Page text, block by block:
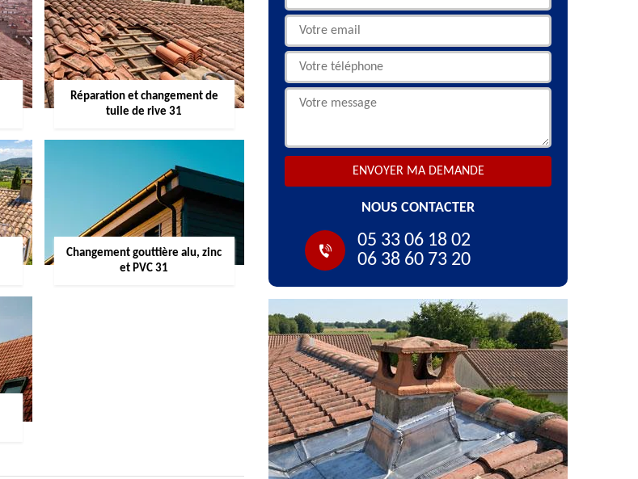
Réparation et changement de
tuile de rive 31
Changement gouttière alu, zinc
et PVC 31
NOUS CONTACTER
05 33 06 18 02
06 38 60 73 20